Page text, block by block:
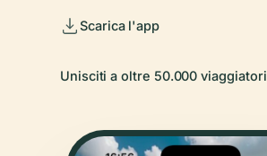
Scarica l'app
Unisciti a oltre 50.000 viaggiatori